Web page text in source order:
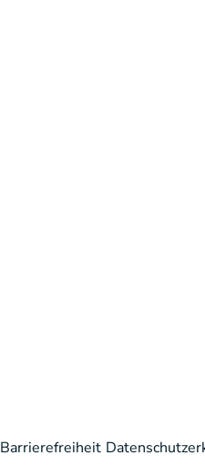
Barrierefreiheit